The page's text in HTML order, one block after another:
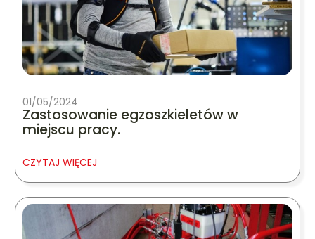
01/05/2024
Zastosowanie egzoszkieletów w
miejscu pracy.
CZYTAJ WIĘCEJ